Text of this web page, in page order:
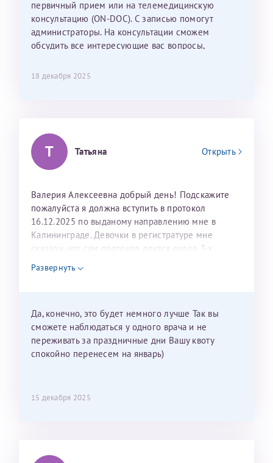
С ней общение было, как с давней знакомой, очень
лёгкое и простое. Вообще в данной клинике весь
персонал очень вежливый и чуткий, прям приятно
находиться. Мы собираемся туда ещё за вторым
сомнений.
Репродуктологи
26 июля 2026
первичный прием или на телемедицинскую
консультацию (ON-DOC). С записью помогут
администраторы. На консультации сможем
обсудить все интересующие вас вопросы,
18 декабря 2025
Т Татьяна Открыть
Валерия Алексеевна добрый день! Подскажите
пожалуйста я должна вступить в протокол
16.12.2025 по выданому направлению мне в
Калининграде. Девочки в регистратуре мне
сказали, что сам протокол длится около 3-х
недель и 3 недели я должна находится в Питере.
Можно мне новый год провести в Калининграде и
Развернуть
Да, конечно, это будет немного лучше Так вы
сможете наблюдаться у одного врача и не
переживать за праздничные дни Вашу квоту
спокойно перенесем на январь)
15 декабря 2025